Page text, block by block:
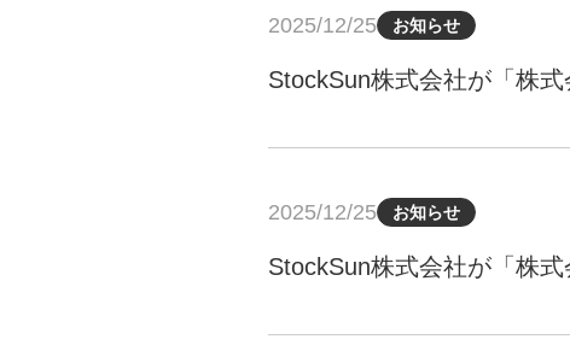
2025/12/25 お知らせ
StockSun株式会社が「株
2025/12/25 お知らせ
StockSun株式会社が「株